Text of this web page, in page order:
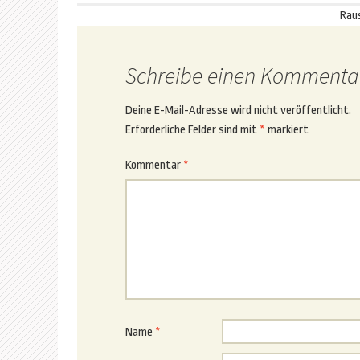
Schreibe einen
Deine E-Mail-Adresse wird nicht veröffentlicht.
Erforderliche Felder sind mit * markiert
Kommentar *
Name *